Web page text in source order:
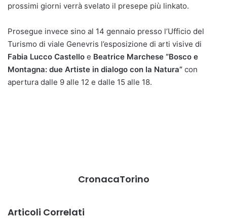
prossimi giorni verrà svelato il presepe più linkato.
Prosegue invece sino al 14 gennaio presso l’Ufficio del
Turismo di viale Genevris l’esposizione di arti visive di
Fabia Lucco Castello e Beatrice Marchese “Bosco e
Montagna: due Artiste in dialogo con la Natura” con
apertura dalle 9 alle 12 e dalle 15 alle 18.
CronacaTorino
Articoli Correlati